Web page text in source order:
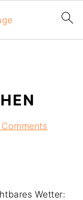
Wetter: